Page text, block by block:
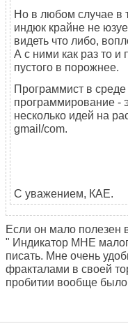
Но в любом случае в
индюк крайне не
видеть что либо,
А с ними как раз то и
пустого в порожнее.
Программист в
программирование -
несколько идей на
gmail/com.
С уважением, КАЕ.
Если он мало полезен
" Индикатор МНЕ
писать. Мне очень
фракталами в своей
пробитии вообще